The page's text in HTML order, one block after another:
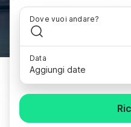
Dove vuoi andare?
Data
Aggiungi date